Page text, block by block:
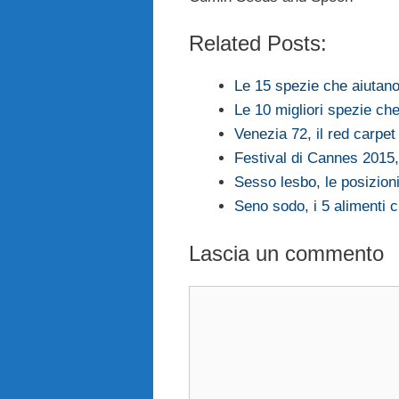
Related Posts:
Le 15 spezie che
Le 10 migliori spezie
Venezia 72, il red
Festival di Cannes
Sesso lesbo, le
Seno sodo, i 5 alimenti
Lascia un commento